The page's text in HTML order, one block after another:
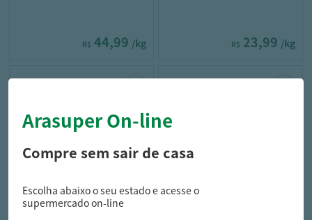
R$ 44,99 /kg R$ 23,99 /kg
padaria
Hambúrguer de Forno
Arasuper On-line
Compre sem sair de casa
Escolha abaixo o seu estado e acesse o
supermercado on-line